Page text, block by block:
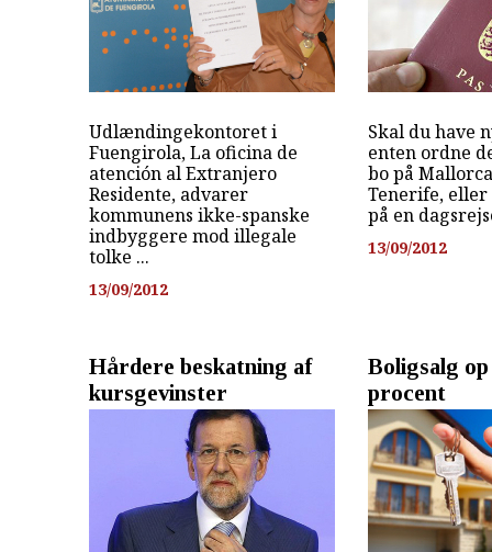
Udlændingekontoret i
Fuengirola, La oficina de
atención al Extranjero
Residente, advarer
kommunens ikke-spanske
indbyggere mod illegale
tolke ...
13/09/2012
Skal du have
enten ordne
bo på
Tenerife,
på en
13/09/2012
Hårdere beskatning af
kursgevinster
Boligsalg op
procent